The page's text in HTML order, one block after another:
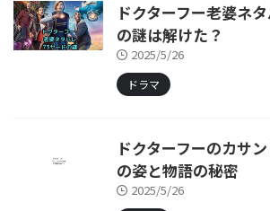
ドクターフー老婆ネ
の謎は解けた？
2025/5/26
ドラマ
ドクターフーのカサ
の姿と物語の秘密
2025/5/26